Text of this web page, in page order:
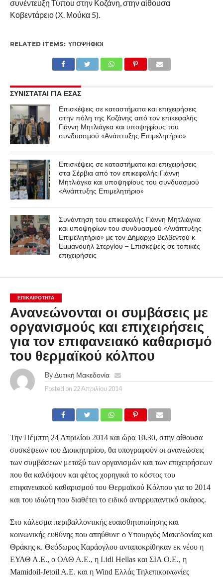
συνέντευξη Τύπου στην Κοζάνη, στην αίθουσα
Κοβεντάρειο (Χ. Μούκα 5).
RELATED ITEMS: ΥΠΟΨΉΦΙΟΙ
ΣΥΝΙΣΤΑΤΑΙ ΓΙΑ ΕΣΑΣ
Επισκέψεις σε καταστήματα και επιχειρήσεις
στην πόλη της Κοζάνης από τον επικεφαλής
Γιάννη Μητλιάγκα και υποψηφίους του
συνδυασμού «Ανάπτυξης Επιμελητήριο»
Επισκέψεις σε καταστήματα και επιχειρήσεις
στα Σέρβια από τον επικεφαλής Γιάννη
Μητλιάγκα και υποψηφίους του συνδυασμού
«Ανάπτυξης Επιμελητήριο»
Συνάντηση του επικεφαλής Γιάννη Μητλιάγκα
και υποψηφίων του συνδυασμού «Ανάπτυξης
Επιμελητήριο» με τον Δήμαρχο Βελβεντού κ.
Εμμανουήλ Στεργίου – Επισκέψεις σε τοπικές
επιχειρήσεις
ΕΠΙΚΑΙΡΟΤΗΤΑ
Ανανεώνονται οι συμβάσεις με
οργανισμούς και επιχειρήσεις
για τον επιφανειακό καθαρισμό
του θερμαϊκού κόλπου
By Δυτική Μακεδονία
Posted on 22 Απριλίου 2014
Την Πέμπτη 24 Απριλίου 2014 και ώρα 10.30, στην αίθουσα
συσκέψεων του Διοικητηρίου, θα υπογραφούν οι ανανεώσεις
των συμβάσεων μεταξύ των οργανισμών και των επιχειρήσεων
που θα καλύψουν και φέτος χορηγικά το κόστος του
επιφανειακού καθαρισμού του Θερμαϊκού Κόλπου για το 2014
και του ιδιώτη που διαθέτει το ειδικό αντιρρυπαντικό σκάφος.
Στο κάλεσμα περιβαλλοντικής ευαισθητοποίησης και
κοινωνικής ευθύνης που απηύθυνε ο Υπουργός Μακεδονίας και
Θράκης κ. Θεόδωρος Καράογλου ανταποκρίθηκαν εκ νέου η
ΕΥΑΘ Α.Ε., ο ΟΛΘ Α.Ε., η Lidl Hellasκαι ΣΙΑ Ο.Ε., η
Mamidoil-Jetoil A.E. και η Wind Ελλάς Τηλεπικοινωνίες